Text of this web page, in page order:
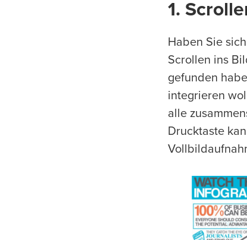
1.
Haben Sie
Scrollen ins
gefunden
integrieren
alle
Drucktaste